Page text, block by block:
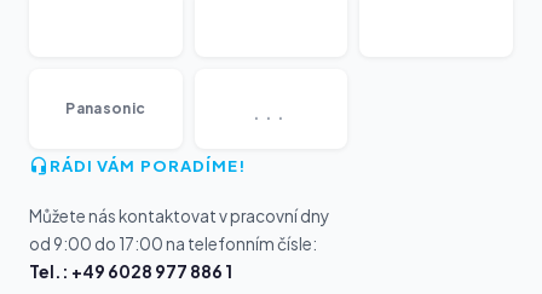
Panasonic
RÁDI VÁM PORADÍME!
Můžete nás kontaktovat v pracovní dny
od 9:00 do 17:00 na telefonním čísle:
Tel.: +49 6028 977 886 1